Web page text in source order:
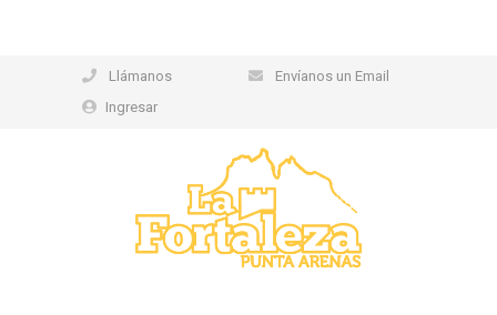
Llámanos
Envíanos un Email
Ingresar